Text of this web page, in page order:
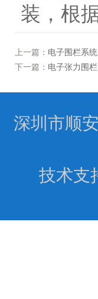
装，根
上一篇： 电子围栏系
下一篇： 电子张力围
深圳市顺
技术支